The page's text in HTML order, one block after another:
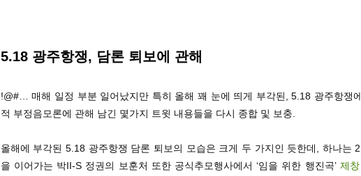
5.18 광주항쟁, 담론 퇴보에 관해
!@#… 매해 일정 부분 일어났지만 특히 올해 꽤 눈에 띄게 부각된, 5.18 광주항쟁
적 부정음모론에 관해 남긴 몇가지 트윗 내용들을 다시 종합 및 보충.
올해에 부각된 5.18 광주항쟁 담론 퇴보의 모습은 크게 두 가지인 듯한데, 하나는
을 이어가는 박II-S 정권의 보훈처 또한 공식추모행사에서 ‘임을 위한 행진곡’ 제